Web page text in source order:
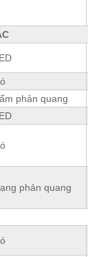
phản quang
phản quang